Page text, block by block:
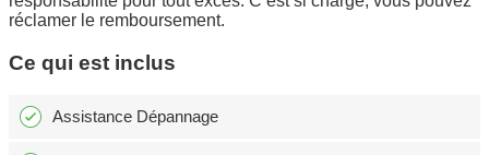
réclamer le remboursement.
Ce qui est inclus
Assistance Dépannage